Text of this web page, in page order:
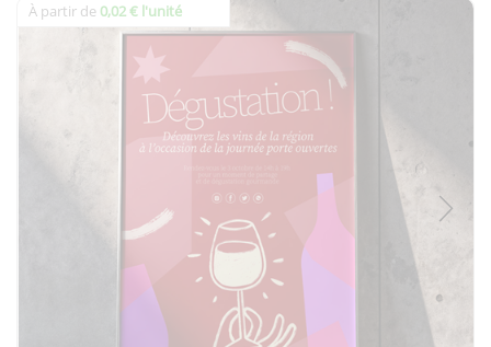
À partir de 0,02 € l'unité